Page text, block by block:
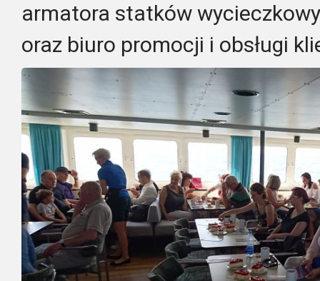
armatora statków
oraz biuro promocji i obsługi